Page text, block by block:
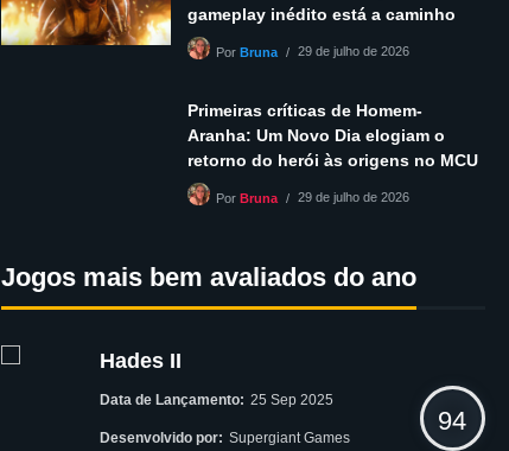
gameplay inédito está a caminho
PorBruna 29 de julho de 2026
Primeiras críticas de Homem-
Aranha: Um Novo Dia elogiam o
retorno do herói às origens no MCU
PorBruna 29 de julho de 2026
Jogos mais bem avaliados do ano
Hades II
Data de Lançamento: 25 Sep 2025
Desenvolvido por: Supergiant Games
94